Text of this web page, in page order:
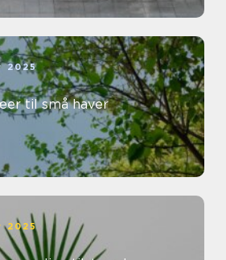
2025
til små haver
2025